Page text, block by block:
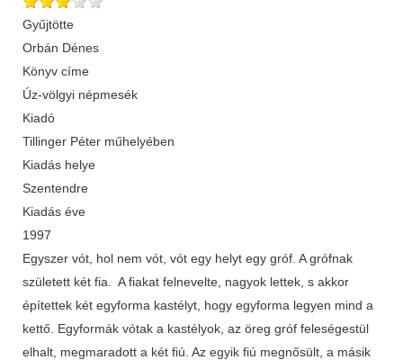
Gyűjtötte
Orbán Dénes
Könyv címe
Úz-völgyi népmesék
Kiadó
Tillinger Péter műhelyében
Kiadás helye
Szentendre
Kiadás éve
1997
Egyszer vót, hol nem vót, vót egy helyt egy gróf. A grófnak
született két fia. A fiakat felnevelte, nagyok lettek, s akkor
építettek két egyforma kastélyt, hogy egyforma legyen mind a
kettő. Egyformák vótak a kastélyok, az öreg gróf feleségestül
elhalt, megmaradott a két fiú. Az egyik fiú megnősült, a másik